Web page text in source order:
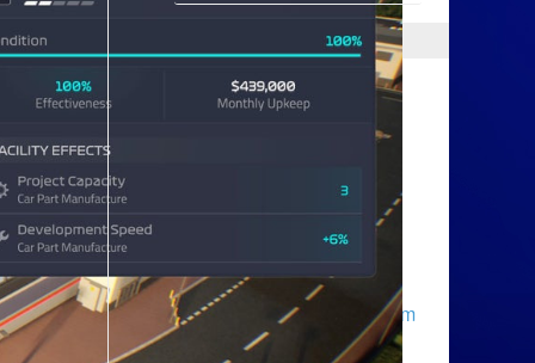
Battleborn
Dying Light
Far Cry Primal
Metal Gear Solid V: The Phantom
Pain